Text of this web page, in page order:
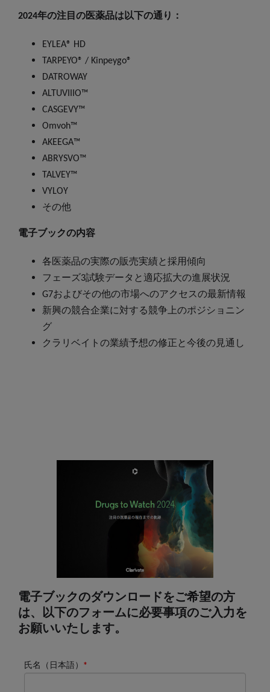
2024年の注目の医薬品は以下の通り：
EYLEA® HD
TARPEYO® / Kinpeygo®
DATROWAY
ALTUVIIIO™
CASGEVY™
Omvoh™
AKEEGA™
ABRYSVO™
TALVEY™
VYLOY
その他
電子ブックの内容
各医薬品の実際の販売実績と採用傾向
フェーズ3試験データと適応拡大の進展状況
G7およびその他の市場へのアクセスの最新情報
新興の競合企業に対する競争上のポジショニン
グ
クラリベイトの業績予想の修正と今後の見通し
電子ブックのダウンロードをご希望の方
は、以下のフォームに必要事項のご入力を
お願いいたします。
氏名（日本語） *